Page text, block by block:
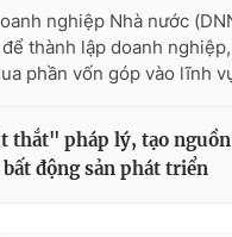
nghiệp Nhà nước
thành lập doanh
phần vốn góp vào lĩnh
thắt" pháp lý, tạo
động sản phát triển